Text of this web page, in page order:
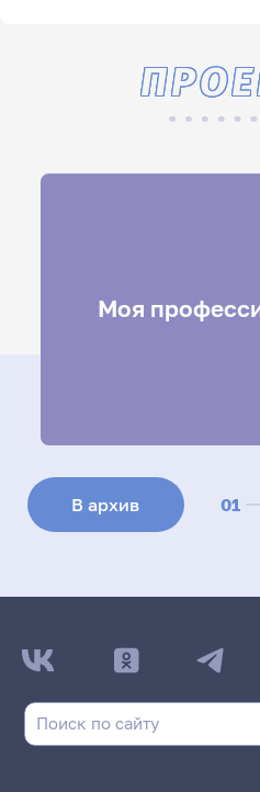
В архив 01
Моя